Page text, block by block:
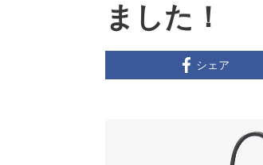
ました！
シェア